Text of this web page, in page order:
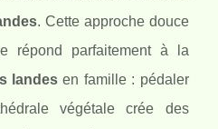
. Cette approche douce
répond parfaitement à la
landes en famille : pédaler
végétale crée des